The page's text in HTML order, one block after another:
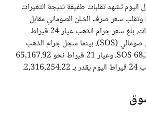
تشهد تقلبات طفيفة نتيجة التغيرات
وتقلب سعر صرف الشلن الصومالي مقابل
الدولار. وفق أحدث البيانات، بلغ سعر جرام الذهب عيار 24 قيراط
حوالي 74,477.63 شلن صومالي (SOS)، بينما سجل جرام الذهب
عيار 22 قيراط 68,271.16 SOS، وعيار 21 قيراط نحو 65,167.92